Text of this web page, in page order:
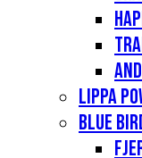
Lippa
Blue